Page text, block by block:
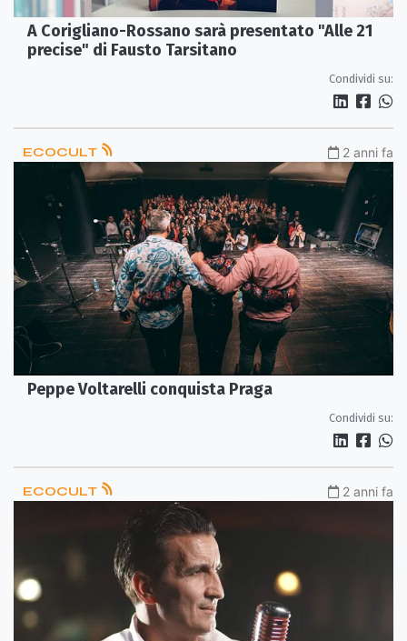
A Corigliano-Rossano sarà presentato "Alle 21
precise" di Fausto Tarsitano
Condividi su:
ECOCULT 2 anni fa
Peppe Voltarelli conquista Praga
Condividi su:
ECOCULT 2 anni fa